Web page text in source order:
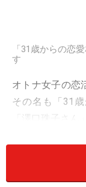
「31歳からの恋
す
オトナ女子の恋
その名も「31
「澤口珠子さん
■澤口珠子さん